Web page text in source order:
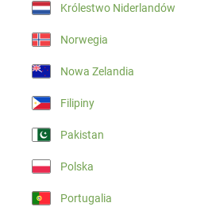
Królestwo Niderlandów
Norwegia
Nowa Zelandia
Filipiny
Pakistan
Polska
Portugalia